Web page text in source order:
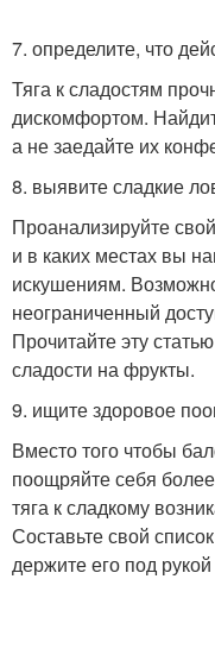
7. определите, что
Тяга к сладостям
дискомфортом.
а не заедайте их
8. выявите сладкие
Проанализируйте
и в каких местах вы
искушениям.
неограниченный
Прочитайте эту
сладости на фрукты.
9. ищите здоровое
Вместо того чтобы
поощряйте себя
тяга к сладкому
Составьте свой
держите его под